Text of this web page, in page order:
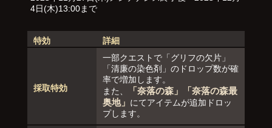
4日(木)13:00まで
特効 詳細
採取特効
一部クエストで「グリフの欠片」
「清廉の染色剤」のドロップ数が確
率で増加します。
また、
「奈落の森」「奈落の森最
奥地」 にてアイテムが追加ドロッ
プします。